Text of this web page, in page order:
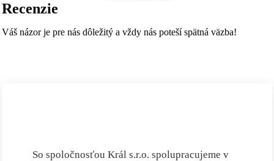
Recenzie
Váš názor je pre nás dôležitý a vždy nás poteší spätná väzba!
So spoločnosťou Král s.r.o. spolupracujeme v